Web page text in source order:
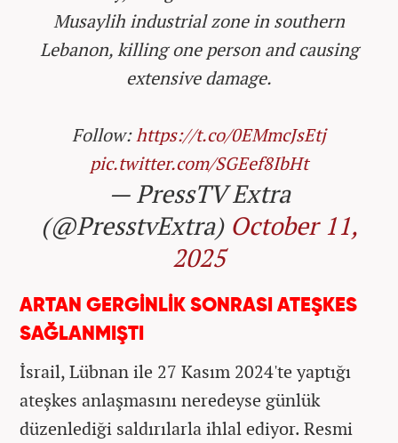
Musaylih industrial zone in southern
Lebanon, killing one person and causing
extensive damage.
Follow:https://t.co/0EMmcJsEtj
pic.twitter.com/SGEef8IbHt
— PressTV Extra
(@PresstvExtra) October 11,
2025
ARTAN GERGİNLİK SONRASI ATEŞKES
SAĞLANMIŞTI
İsrail, Lübnan ile 27 Kasım 2024'te yaptığı
ateşkes anlaşmasını neredeyse günlük
düzenlediği saldırılarla ihlal ediyor. Resmi